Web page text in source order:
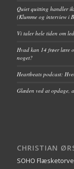
Quiet quitting handler
(Klumme og interview i
Vi taler hele tiden om
Hvad kan 14 frøer lære
noget?
Heartbeats podcast:
Glæden ved at opdage,
CHRISTIAN
SOHO